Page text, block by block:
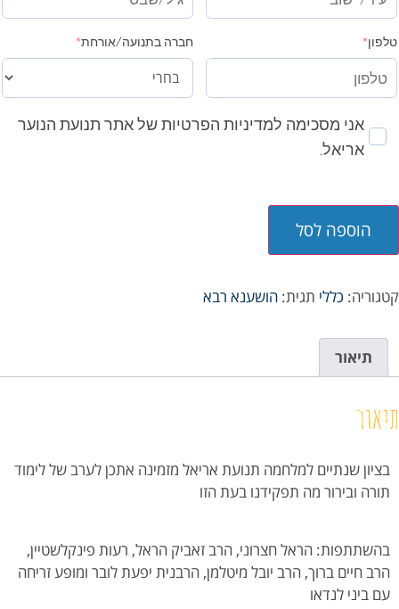
טלפון* חברה בתנועה/אורחת*
אני מסכימה למדיניות הפרטיות של אתר תנועת הנוער
אריאל.
הוספה לסל
קטגוריה: כללי תגית: הושענא רבא
תיאור
תיאור
בציון שנתיים למלחמה תנועת אריאל מזמינה אתכןלערב של לימוד
תורה ובירור מה תפקידנו בעת הזו
בהשתתפות: הראל חצרוני, הרב זאביק הראל, רעות פינקלשטיין,
הרב חיים ברוך, הרב יובל מיטלמן, הרבנית יפעת לובר ומופע זריחה
עם ביני לנדאו